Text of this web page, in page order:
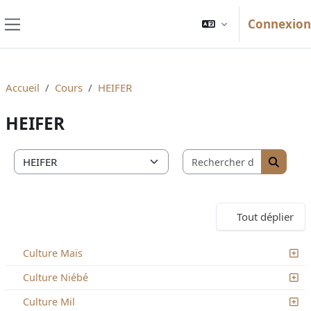
Connexion
Accueil Cours HEIFER
HEIFER
Catégories de cours
Tout déplier
Culture Maïs
Culture Niébé
Culture Mil